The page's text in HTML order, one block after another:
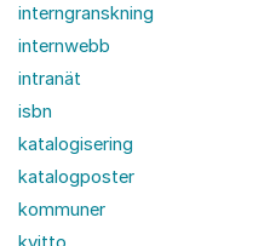
interngranskning
internwebb
intranät
isbn
katalogisering
katalogposter
kommuner